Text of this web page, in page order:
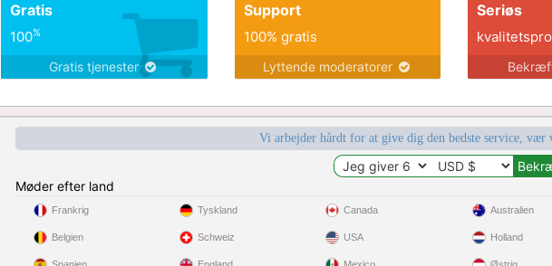
Gratis
100%
Gratis tjenester
Support
100% gratis
Lyttende moderatorer
Seriøs
Vi arbejder hårdt for at give dig den bedste service, vær
Møder efter land
Frankrig
Belgien
Tyskland
Schweiz
Canada
USA
Australien
Holland